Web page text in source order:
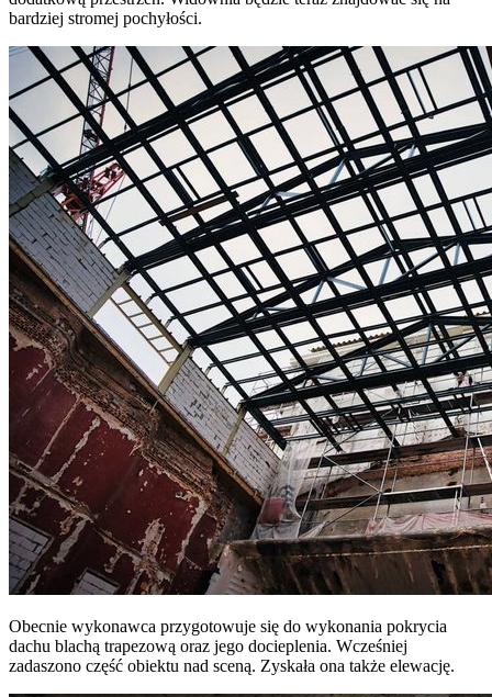
bardziej stromej pochyłości.
Obecnie wykonawca przygotowuje się do wykonania pokrycia
dachu blachą trapezową oraz jego docieplenia. Wcześniej
zadaszono część obiektu nad sceną. Zyskała ona także elewację.